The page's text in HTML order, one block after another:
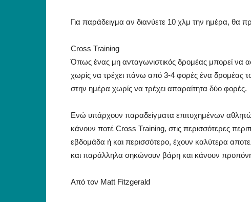
Για παράδειγμα αν διανύετε 10 χλμ την ημέρα, θα
Cross Training
Όπως ένας μη ανταγωνιστικός δρομέας μπορεί να
χωρίς να τρέχει πάνω από 3-4 φορές ένα δρομέας
στην ημέρα χωρίς να τρέχει απαραίτητα δύο φορές.
Ενώ υπάρχουν παραδείγματα επιτυχημένων
κάνουν ποτέ Cross Training, στις περισσότερες
εβδομάδα ή και περισσότερο, έχουν καλύτερα
και παράλληλα σηκώνουν βάρη και κάνουν
Από τον Matt Fitzgerald